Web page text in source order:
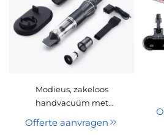
Modieus, zakeloos
handvacuüm met
batterijgevoed,
Offerte aanvragen